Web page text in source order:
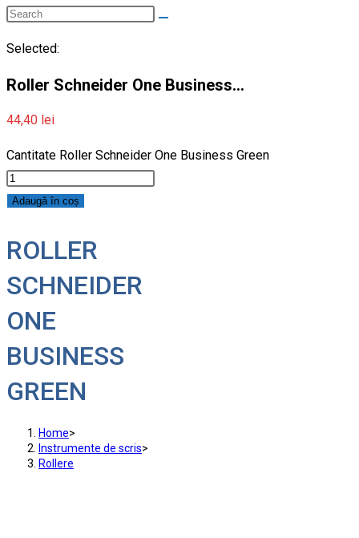
Selected:
Roller Schneider One Business…
44,40 lei
Cantitate Roller Schneider One Business Green
Adaugă în coș
ROLLER
SCHNEIDER
ONE
BUSINESS
GREEN
Home>
Instrumente de scris>
Rollere